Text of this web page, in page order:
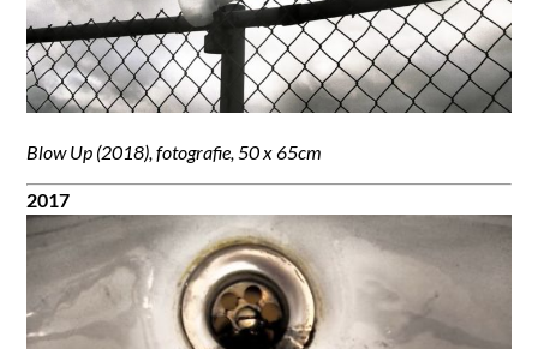
Blow Up (2018), fotografie, 50 x 65cm
2017